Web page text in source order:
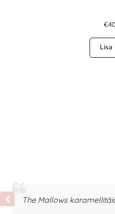
€
Lisa
The Mallows